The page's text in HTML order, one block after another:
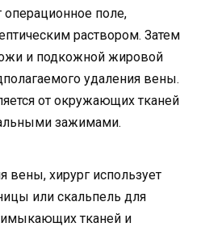
операционное поле,
раствором. Затем
и подкожной жировой
удаления вены.
от окружающих тканей
зажимами.
вены, хирург использует
или скальпель для
тканей и